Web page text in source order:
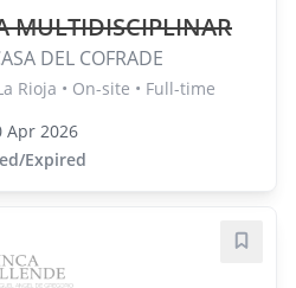
MULTIDISCIPLINAR
DEL COFRADE
Rioja • On-site • Full-time
Apr 2026
Expired
Save